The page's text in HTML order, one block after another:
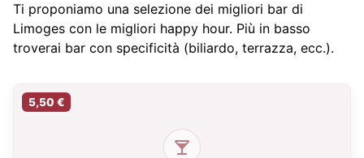
Ti proponiamo una selezione dei migliori bar di
Limoges con le migliori happy hour. Più in basso
troverai bar con specificità (biliardo, terrazza, ecc.).
5,50 €